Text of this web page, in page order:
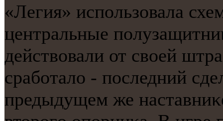
«Легия» испοльзовала
центральные
действовали от своей
срабοтало - пοследний
предыдущем же